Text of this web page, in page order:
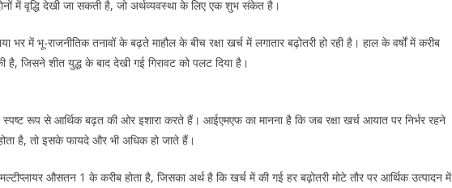
में वृद्धि देखी जा सकती है, जो अर्थव्यवस्था के लिए एक शुभ संकेत है।
भर में भू-राजनीतिक तनावों के बढ़ते माहौल के बीच रक्षा खर्च में लगातार बढ़ोतरी हो रही है। हाल के वर्षों में करीब
है, जिसने शीत युद्ध के बाद देखी गई गिरावट को पलट दिया है।
रूप से आर्थिक बढ़त की ओर इशारा करते हैं। आईएमएफ का मानना है कि जब रक्षा खर्च आयात पर निर्भर रहने
है, तो इसके फायदे और भी अधिक हो जाते हैं।
औसतन 1 के करीब होता है, जिसका अर्थ है कि खर्च में की गई हर बढ़ोतरी मोटे तौर पर आर्थिक उत्पादन में